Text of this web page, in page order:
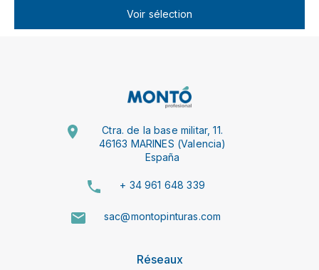
Voir sélection
Ctra. de la base militar, 11.
46163 MARINES (Valencia)
España
+ 34 961 648 339
sac@montopinturas.com
Réseaux